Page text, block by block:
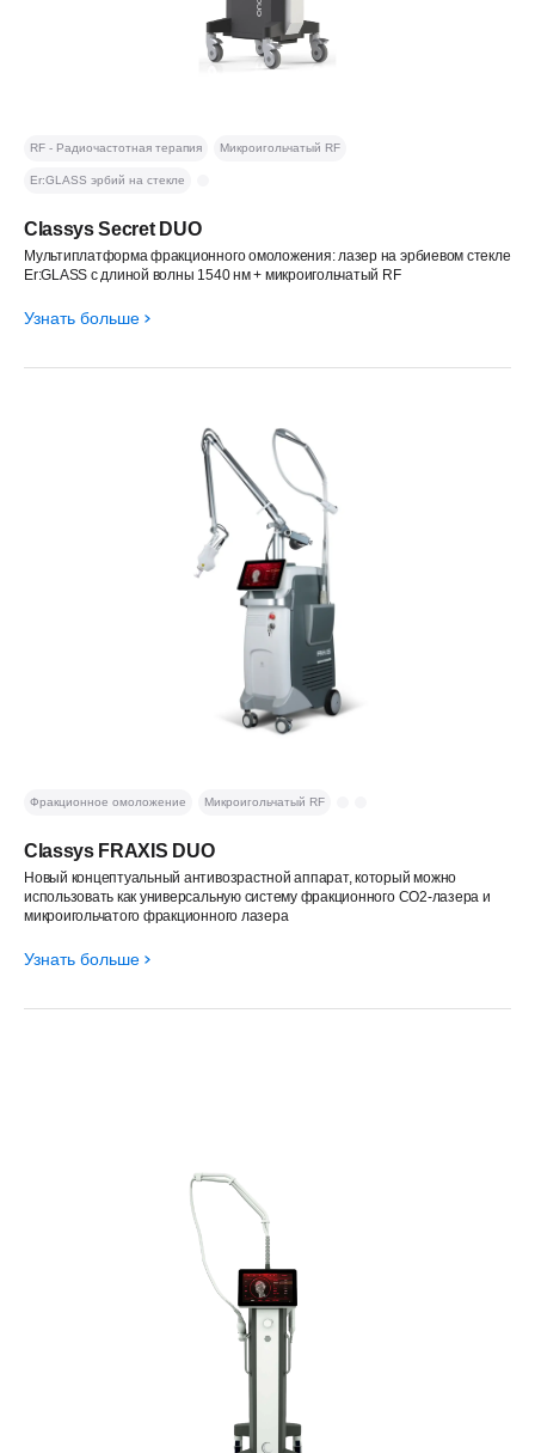
Classys Secret DUO
Мультиплатформа фракционного омоложения: лазер на эрбиевом стекле
Er:GLASS с длиной волны 1540 нм + микроигольчатый RF
RF - Радиочастотная терапия Микроигольчатый RF
Er:GLASS эрбий на стекле
Узнать больше
Classys FRAXIS DUO
Новый концептуальный антивозрастной аппарат, который можно
использовать как универсальную систему фракционного CO2-лазера и
микроигольчатого фракционного лазера
Фракционное омоложение Микроигольчатый RF
Узнать больше